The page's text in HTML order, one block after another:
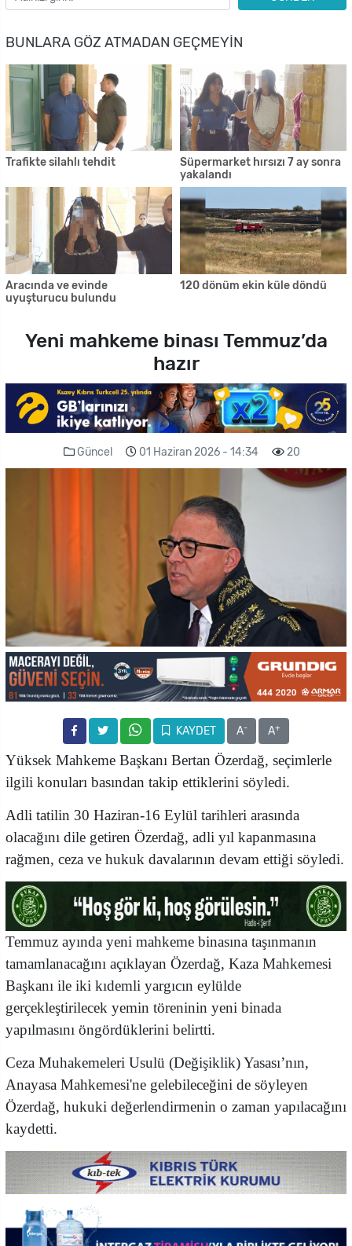
BUNLARA GÖZ ATMADAN GEÇMEYIN
Trafikte silahlı tehdit
Süpermarket hırsızı 7 ay sonra
yakalandı
Aracında ve evinde
uyuşturucu bulundu
120 dönüm ekin küle döndü
Yeni mahkeme binası Temmuz’da
hazır
Güncel 01 Haziran 2026 - 14:34 20
KAYDET A- A+
Yüksek Mahkeme Başkanı Bertan Özerdağ, seçimlerle
ilgili konuları basından takip ettiklerini söyledi.
Adli tatilin 30 Haziran-16 Eylül tarihleri arasında
olacağını dile getiren Özerdağ, adli yıl kapanmasına
rağmen, ceza ve hukuk davalarının devam ettiği söyledi.
Temmuz ayında yeni mahkeme binasına taşınmanın
tamamlanacağını açıklayan Özerdağ, Kaza Mahkemesi
Başkanı ile iki kıdemli yargıcın eylülde
gerçekleştirilecek yemin töreninin yeni binada
yapılmasını öngördüklerini belirtti.
Ceza Muhakemeleri Usulü (Değişiklik) Yasası’nın,
Anayasa Mahkemesi'ne gelebileceğini de söyleyen
Özerdağ, hukuki değerlendirmenin o zaman yapılacağını
kaydetti.